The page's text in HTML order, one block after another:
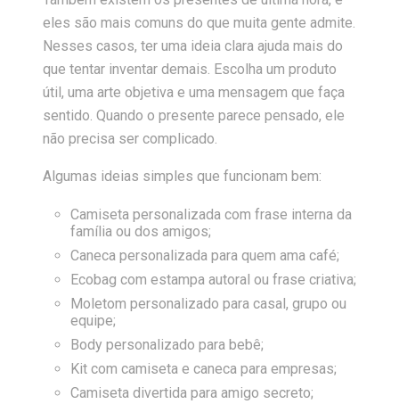
eles são mais comuns do que muita gente admite.
Nesses casos, ter uma ideia clara ajuda mais do
que tentar inventar demais. Escolha um produto
útil, uma arte objetiva e uma mensagem que faça
sentido. Quando o presente parece pensado, ele
não precisa ser complicado.
Algumas ideias simples que funcionam bem:
Camiseta personalizada com frase interna da
família ou dos amigos;
Caneca personalizada para quem ama café;
Ecobag com estampa autoral ou frase criativa;
Moletom personalizado para casal, grupo ou
equipe;
Body personalizado para bebê;
Kit com camiseta e caneca para empresas;
Camiseta divertida para amigo secreto;